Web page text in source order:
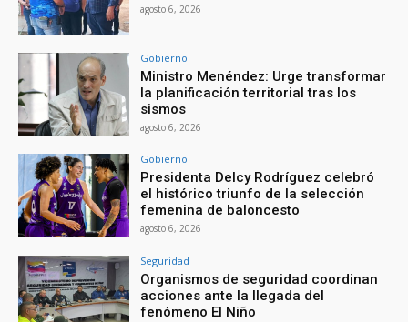
agosto 6, 2026
Gobierno
Ministro Menéndez: Urge transformar
la planificación territorial tras los
sismos
agosto 6, 2026
Gobierno
Presidenta Delcy Rodríguez celebró
el histórico triunfo de la selección
femenina de baloncesto
agosto 6, 2026
Seguridad
Organismos de seguridad coordinan
acciones ante la llegada del
fenómeno El Niño